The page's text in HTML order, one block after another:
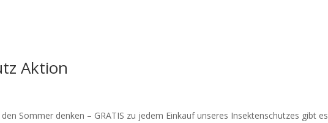
Aktion
Sommer denken – GRATIS zu jedem Einkauf unseres Insektenschutzes gibt es